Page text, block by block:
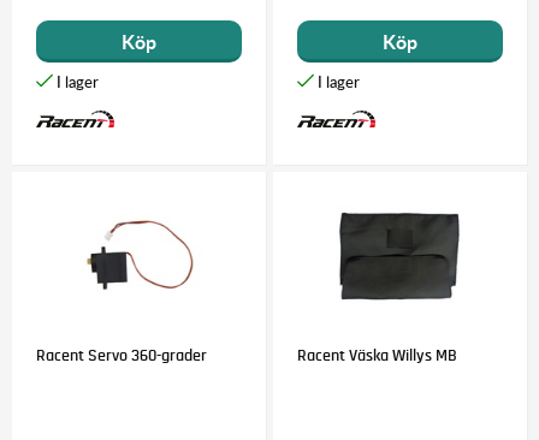
Köp Köp
Racent Servo 360-grader Racent Väska Willys MB